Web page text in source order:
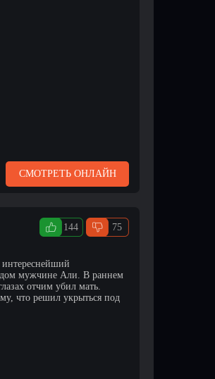
СМОТРЕТЬ ОНЛАЙН
144 75
интереснейший
мужчине Али. В раннем
отчим убил мать.
что решил укрыться под